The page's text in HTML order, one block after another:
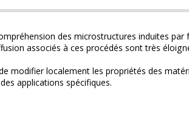
des microstructures induites par
associés à ces procédés sont très
modifier localement les propriétés des
applications spécifiques.